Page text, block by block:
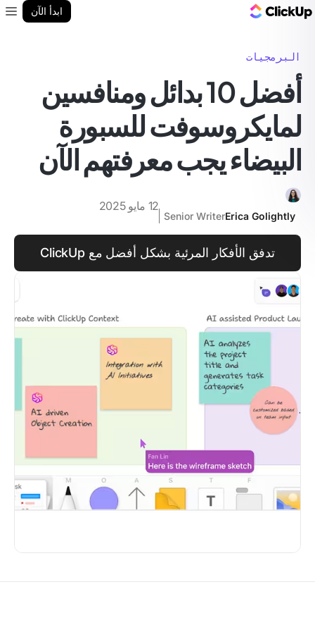
ابدأ الآن
البرمجيات
أفضل 10 بدائل ومنافسين
لمايكروسوفت للسبورة
البيضاء يجب معرفتهم الآن
Erica Golightly
Senior Writer
12 مايو 2025
تدفق الأفكار المرئية بشكل أفضل مع ClickUp